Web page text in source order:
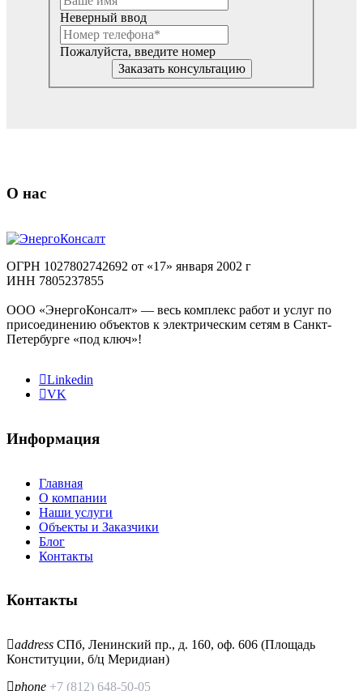
Неверный ввод
Пожалуйста, введите номер
Заказать консультацию
О нас
ОГРН 1027802742692 от «17» января 2002 г
ИНН 7805237855
ООО «ЭнергоКонсалт» — весь комплекс работ и услуг по
присоединению объектов к электрическим сетям в Санкт-
Петербурге «под ключ»!
Linkedin
VK
Информация
Главная
О компании
Наши услуги
Объекты и Заказчики
Блог
Контакты
Контакты
address СПб, Ленинский пр., д. 160, оф. 606 (Площадь
Конституции, б/ц Меридиан)
phone +7 (812) 648-50-05